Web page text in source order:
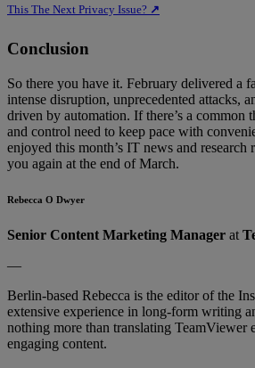
This The Next Privacy Issue? ↗
Conclusion
So there you have it. February delivered a
intense disruption, unprecedented attacks,
driven by automation. If there’s a common
and control need to keep pace with
enjoyed this month’s IT news and research
you again at the end of March.
Rebecca O Dwyer
Senior Content Marketing Manager at
—
Berlin-based Rebecca is the editor of the
extensive experience in long-form writing
nothing more than translating TeamViewer
engaging content.